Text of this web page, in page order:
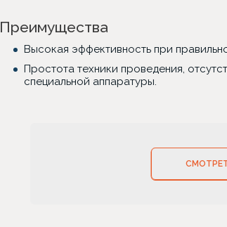
Преимущества
Высокая эффективность при
Простота техники проведения,
специальной аппаратуры.